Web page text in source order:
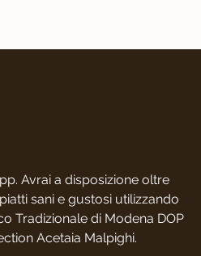
Avrai a disposizione oltre
sani e gustosi utilizzando
Tradizionale di Modena DOP
Acetaia Malpighi.